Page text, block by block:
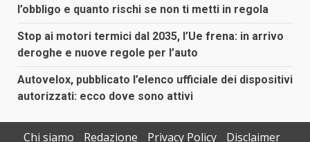
l’obbligo e quanto rischi se non ti metti in regola
Stop ai motori termici dal 2035, l’Ue frena: in arrivo
deroghe e nuove regole per l’auto
Autovelox, pubblicato l’elenco ufficiale dei dispositivi
autorizzati: ecco dove sono attivi
Chi siamo Redazione Privacy Policy Disclaimer